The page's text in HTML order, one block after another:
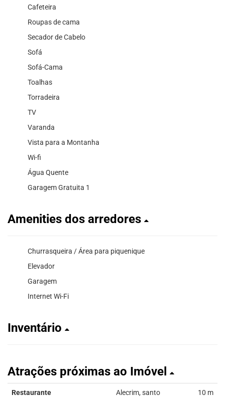
Cafeteira
Roupas de cama
Secador de Cabelo
Sofá
Sofá-Cama
Toalhas
Torradeira
TV
Varanda
Vista para a Montanha
Wi-fi
Água Quente
Garagem Gratuita 1
Amenities dos arredores
Churrasqueira / Área para piquenique
Elevador
Garagem
Internet Wi-Fi
Inventário
Atrações próximas ao Imóvel
Restaurante Alecrim, santo 10 m